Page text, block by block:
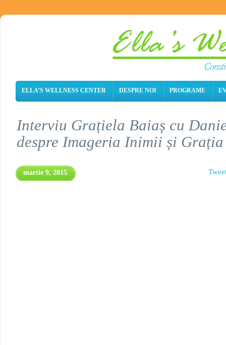
ELLA’S WELLNESS CENTER DESPRE NOI PROGRAME
Interviu Grațiela Baiaș cu
despre Imageria Inimii și Grația
martie 9, 2015